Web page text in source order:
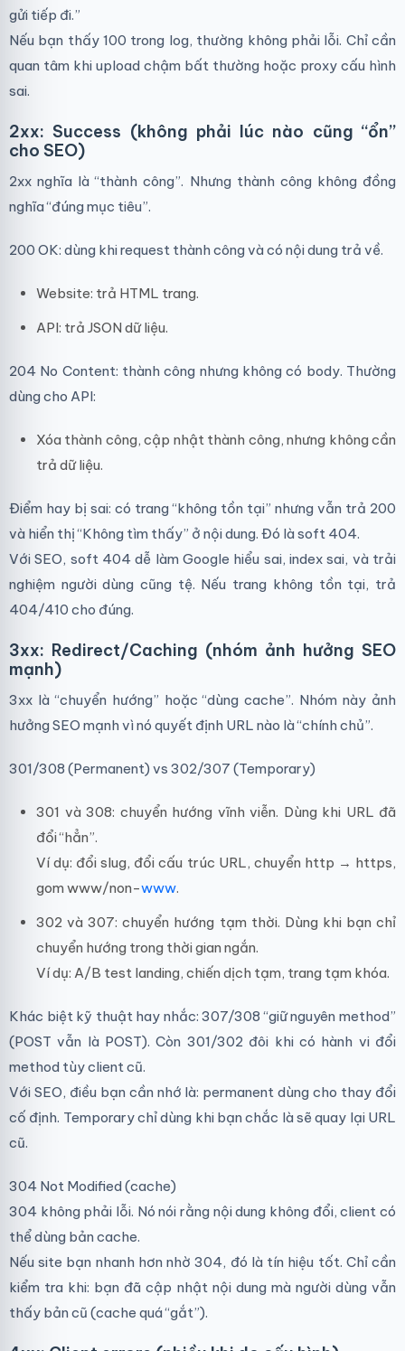
gửi tiếp đi.”
Nếu bạn thấy 100 trong log, thường không phải lỗi. Chỉ cần
quan tâm khi upload chậm bất thường hoặc proxy cấu hình
sai.
2xx: Success (không phải lúc nào cũng “ổn”
cho SEO)
2xx nghĩa là “thành công”. Nhưng thành công không đồng
nghĩa “đúng mục tiêu”.
200 OK: dùng khi request thành công và có nội dung trả về.
Website: trả HTML trang.
API: trả JSON dữ liệu.
204 No Content: thành công nhưng không có body. Thường
dùng cho API:
Xóa thành công, cập nhật thành công, nhưng không cần
trả dữ liệu.
Điểm hay bị sai: có trang “không tồn tại” nhưng vẫn trả 200
và hiển thị “Không tìm thấy” ở nội dung. Đó là soft 404.
Với SEO, soft 404 dễ làm Google hiểu sai, index sai, và trải
nghiệm người dùng cũng tệ. Nếu trang không tồn tại, trả
404/410 cho đúng.
3xx: Redirect/Caching (nhóm ảnh hưởng SEO
mạnh)
3xx là “chuyển hướng” hoặc “dùng cache”. Nhóm này ảnh
hưởng SEO mạnh vì nó quyết định URL nào là “chính chủ”.
301/308 (Permanent) vs 302/307 (Temporary)
301 và 308: chuyển hướng vĩnh viễn. Dùng khi URL đã
đổi “hẳn”.
Ví dụ: đổi slug, đổi cấu trúc URL, chuyển http → https,
gom www/non-www.
302 và 307: chuyển hướng tạm thời. Dùng khi bạn chỉ
chuyển hướng trong thời gian ngắn.
Ví dụ: A/B test landing, chiến dịch tạm, trang tạm khóa.
Khác biệt kỹ thuật hay nhắc: 307/308 “giữ nguyên method”
(POST vẫn là POST). Còn 301/302 đôi khi có hành vi đổi
method tùy client cũ.
Với SEO, điều bạn cần nhớ là: permanent dùng cho thay đổi
cố định. Temporary chỉ dùng khi bạn chắc là sẽ quay lại URL
cũ.
304 Not Modified (cache)
304 không phải lỗi. Nó nói rằng nội dung không đổi, client có
thể dùng bản cache.
Nếu site bạn nhanh hơn nhờ 304, đó là tín hiệu tốt. Chỉ cần
kiểm tra khi: bạn đã cập nhật nội dung mà người dùng vẫn
thấy bản cũ (cache quá “gắt”).